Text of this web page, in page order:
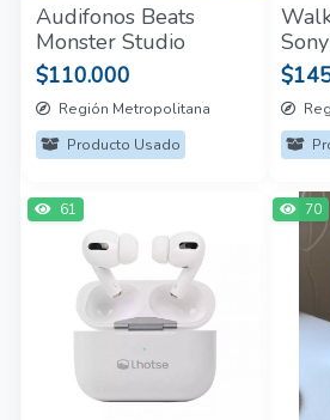
Audifonos Beats
Monster Studio
$110.000
Región Metropolitana
Producto Usado
61 70